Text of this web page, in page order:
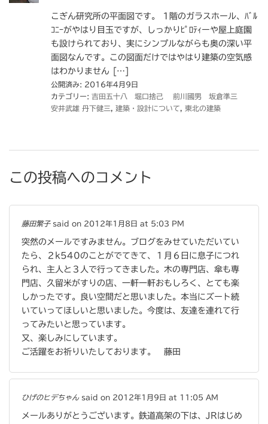
こぎん研究所の平面図です。 1階のガラスホール、ﾊﾞﾙ
ｺﾆｰがやはり目玉ですが、しっかりﾋﾟﾛﾃｨーや屋上庭園
も設けられており、実にシンプルながらも奥の深い平
面図なんです。この図面だけではやはり建築の空気感
はわかりません […]
公開済み: 2016年4月9日
カテゴリー: 吉田五十八 堀口捨己 前川國男 坂倉準三
安井武雄 丹下健三
建築・設計について 東北の建築
この投稿へのコメント
藤田繁子said on 2012年1月8日 at 5:03 PM
突然のメールですみません。ブログをみせていただいてい
たら、２k540のことがでてきて、１月６日に息子につれ
られ、主人と３人で行ってきました。木の専門店、傘も専
門店、久留米がすりの店、一軒一軒おもしろく、とても楽
しかったです。良い空間だと思いました。本当にズート続
いていってほしいと思いました。今度は、友達を連れて行
ってみたいと思っています。
又、楽しみにしています。
ご活躍をお祈りいたしております。 藤田
ひげのヒデちゃん said on 2012年1月9日 at 11:05 AM
メールありがとうございます。鉄道高架の下は、JRはじめ